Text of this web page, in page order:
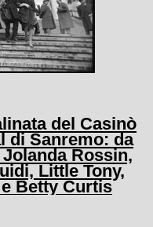
del Casinò
di Sanremo: da
Rossin,
Little Tony,
Betty Curtis